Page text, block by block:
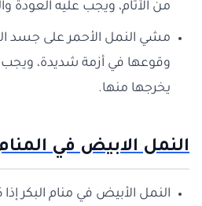
من الآثام، ويجب عليه العودة
مشي النمل الأحمر على جسد
وقوعها في أزمة شديدة، ويجب
يخرجها منها.
النمل الابيض في
النمل الأبيض في منام البكر